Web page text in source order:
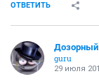
ОТВЕТИТЬ
Дозорный
guru
29 июля